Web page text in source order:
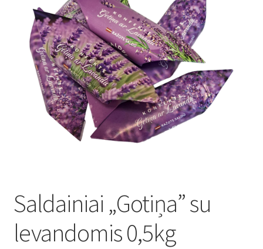
Konditoreja
Saldainiai „Gotiņa” su
levandomis 0,5kg